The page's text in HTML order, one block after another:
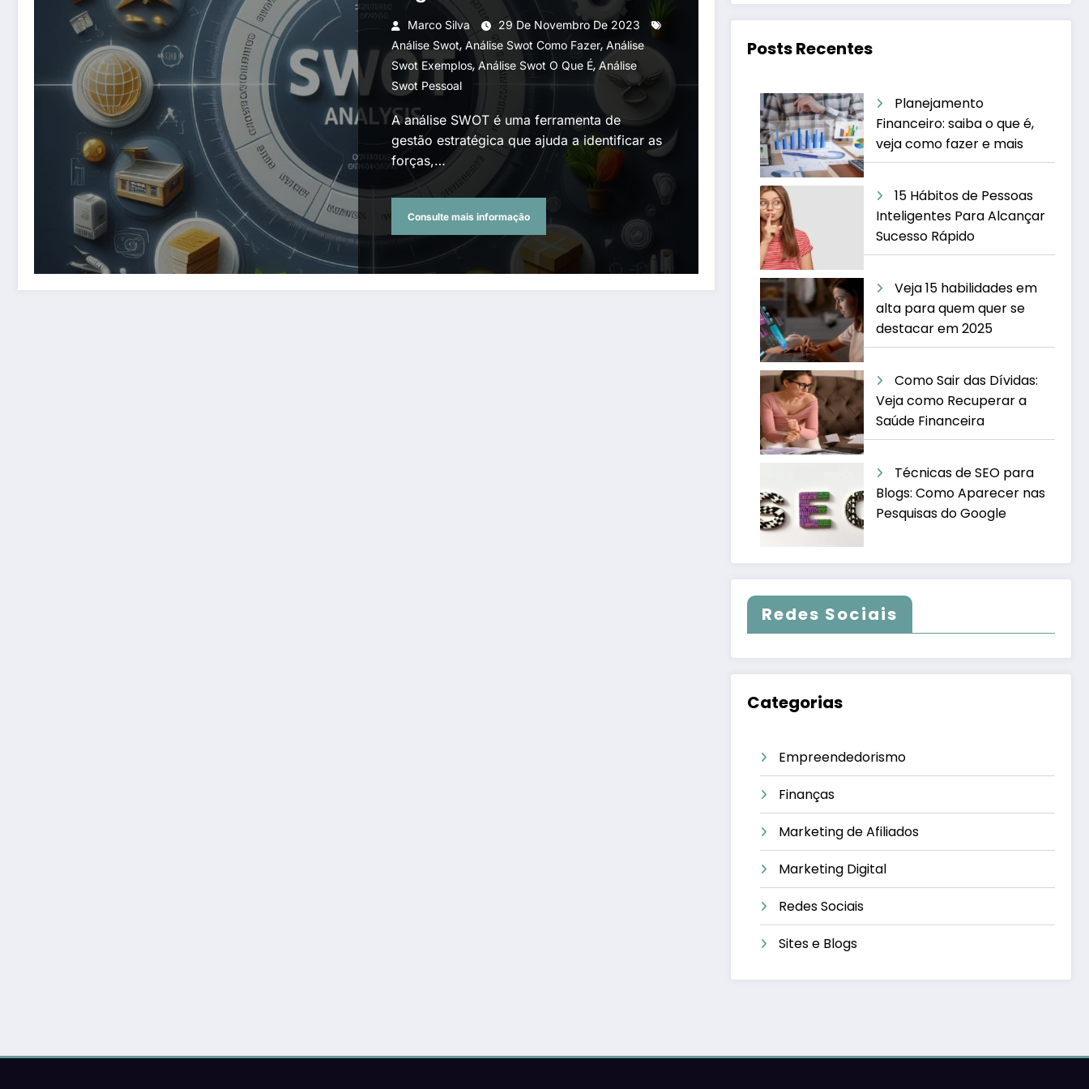
Marco Silva
29 De Novembro De 2023
Análise Swot, Análise Swot Como Fazer, Análise
Swot Exemplos, Análise Swot O Que É,Análise
Swot Pessoal
A análise SWOT é uma ferramenta de
gestão estratégica que ajuda a identificar as
forças,…
Consulte mais informação
Posts Recentes
Planejamento
Financeiro: saiba o que é,
veja como fazer e mais
15 Hábitos de Pessoas
Inteligentes Para Alcançar
Sucesso Rápido
Veja 15 habilidades em
alta para quem quer se
destacar em 2025
Como Sair das Dívidas:
Veja como Recuperar a
Saúde Financeira
Técnicas de SEO para
Blogs: Como Aparecer nas
Pesquisas do Google
Redes Sociais
Categorias
Empreendedorismo
Finanças
Marketing de Afiliados
Marketing Digital
Redes Sociais
Sites e Blogs